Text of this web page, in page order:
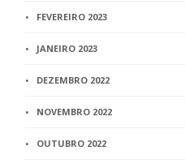
FEVEREIRO 2023
JANEIRO 2023
DEZEMBRO 2022
NOVEMBRO 2022
OUTUBRO 2022